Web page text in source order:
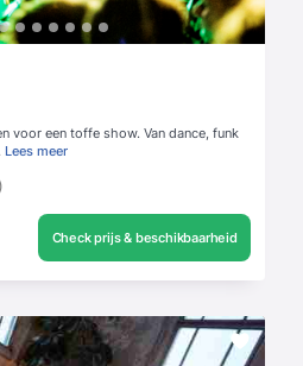
voor een toffe show. Van dance, funk
Lees meer
Check prijs & beschikbaarheid